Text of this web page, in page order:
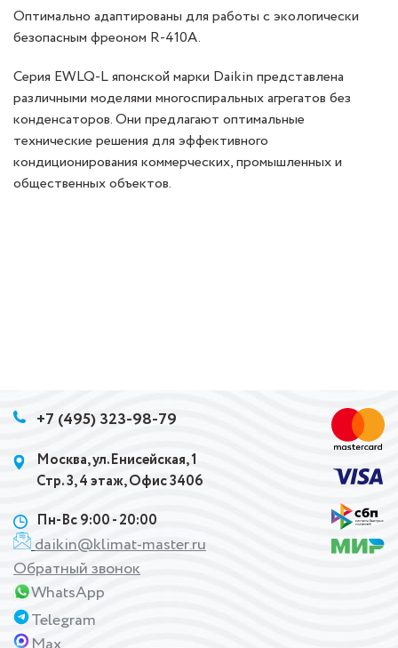
Оптимально адаптированы для работы с экологически
безопасным фреоном R-410A.
Серия EWLQ-L японской марки Daikin представлена
различными моделями многоспиральных агрегатов без
конденсаторов. Они предлагают оптимальные
технические решения для эффективного
кондиционирования коммерческих, промышленных и
общественных объектов.
+7 (495) 323-98-79
Москва, ул.Енисейская, 1
Стр. 3, 4 этаж, Офис 3406
Пн-Вс 9:00 - 20:00
daikin@klimat-master.ru
Обратный звонок
WhatsApp
Telegram